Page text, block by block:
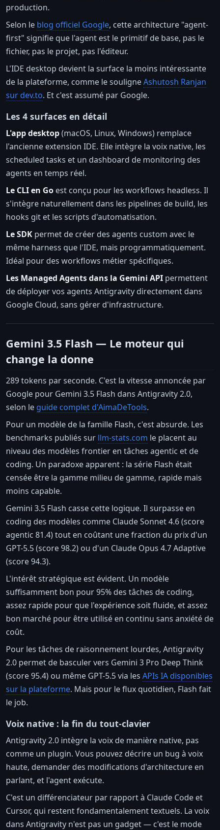
production.
Selon le blog officiel Google, cette architecture "agent-
first" signifie que l'agent est le primitif de base, pas le
fichier, pas le projet, pas l'éditeur.
L'IDE desktop devient la surface la moins intéressante
de la plateforme, comme le souligneAshutosh Ranjan
sur dev.to. Et c'est assumé par Google.
Les 4 surfaces en détail
L'app desktop(macOS, Linux, Windows) remplace
l'ancienne extension IDE. Elle intègre la voix native, les
scheduled tasks et un dashboard de monitoring des
agents en temps réel.
Le CLI en Go est conçu pour les workflows headless. Il
s'intègre naturellement dans les pipelines de build, les
hooks git et les scripts d'automatisation.
Le SDK permet de créer des agents custom avec le
même harness que l'IDE, mais programmatiquement.
Idéal pour des workflows métier spécifiques.
Les Managed Agents dans la Gemini API permettent
de déployer vos agents Antigravity directement dans
Google Cloud, sans gérer d'infrastructure.
Gemini 3.5 Flash — Le moteur qui
change la donne
289 tokens par seconde. C'est la vitesse annoncée par
Google pour Gemini 3.5 Flash dans Antigravity 2.0,
selon le guide complet d'AimaDeTools.
Pour un modèle de la famille Flash, c'est absurde. Les
benchmarks publiés sur llm-stats.com le placent au
niveau des modèles frontier en tâches agentic et de
coding. Un paradoxe apparent : la série Flash était
censée être la gamme milieu de gamme, rapide mais
moins capable.
Gemini 3.5 Flash casse cette logique. Il surpasse en
coding des modèles comme Claude Sonnet 4.6 (score
agentic 81.4) tout en coûtant une fraction du prix d'un
GPT-5.5 (score 98.2) ou d'un Claude Opus 4.7 Adaptive
(score 94.3).
L'intérêt stratégique est évident. Un modèle
suffisamment bon pour 95% des tâches de coding,
assez rapide pour que l'expérience soit fluide, et assez
bon marché pour être utilisé en continu sans anxiété de
coût.
Pour les tâches de raisonnement lourdes, Antigravity
2.0 permet de basculer vers Gemini 3 Pro Deep Think
(score 95.4) ou même GPT-5.5 via les APIs IA disponibles
sur la plateforme. Mais pour le flux quotidien, Flash fait
le job.
Voix native : la fin du tout-clavier
Antigravity 2.0 intègre la voix de manière native, pas
comme un plugin. Vous pouvez décrire un bug à voix
haute, demander des modifications d'architecture en
parlant, et l'agent exécute.
C'est un différenciateur par rapport à Claude Code et
Cursor, qui restent fondamentalement textuels. La voix
dans Antigravity n'est pas un gadget — c'est le mode